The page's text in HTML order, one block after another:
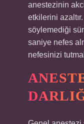
anestezinin
etkilerini
söylemediği
saniye nefes
nefesinizi